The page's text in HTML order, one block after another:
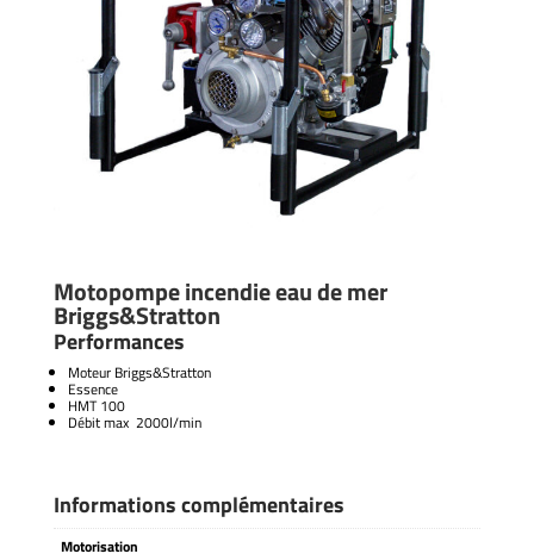
Motopompe incendie eau de mer
Briggs&Stratton
Performances
Moteur Briggs&Stratton
Essence
HMT 100
Débit max 2000l/min
Informations complémentaires
Motorisation